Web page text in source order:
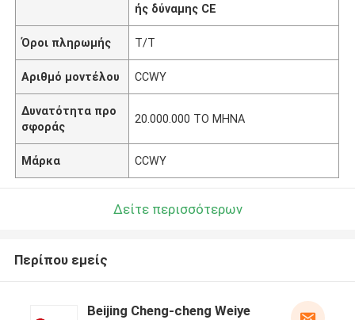
ής δύναμης CE
Όροι πληρωμής T/T
Αριθμό μοντέλου CCWY
Δυνατότητα προ
σφοράς
20.000.000 ΤΟ ΜΗΝΑ
Μάρκα CCWY
Δείτε περισσότερων
Περίπου εμείς
Beijing Cheng-cheng Weiye